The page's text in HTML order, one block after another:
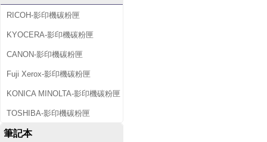
RICOH-影印機碳粉匣
KYOCERA-影印機碳粉匣
CANON-影印機碳粉匣
Fuji Xerox-影印機碳粉匣
KONICA MINOLTA-影印機碳粉匣
TOSHIBA-影印機碳粉匣
筆記本